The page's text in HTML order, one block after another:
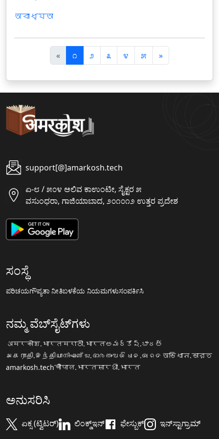
অবাধ্যতা
«पि
छ
ला
೧ ೨ ೩ ೪ ೫ »अ
ग
ला
support[@]amarkosh.tech
ಏ-೮ / ೫೦೪ ಆಲಿವ ಕಾಉಂಟೀ, ಸೈಕ್ಟರ ೫
ವಸುಂಧರಾ, ಗಾಜಿಯಾಬಾದ, ೨೦೧೦೧೨ ಉತ್ತರ ಪ್ರದೇಶ
ಸಂಸ್ಥೆ
ಪರಿಚಯಗೌಪ್ಯತಾ ನೀತಿಬಳಕೆಯ ನಿಯಮಗಳುಸಂಪರ್ಕಿಸಿ
ನಮ್ಮ ವೆಬ್‌ಸೈಟ್‌ಗಳು
अमरकोश.भारतमराठी.भारतఅమర్కోష్.భారత్
அகராதி.இந்தியாനിഘണ്ടു.ഭാരതംଅଭିଧାନ.ଭାରତ অভিধান.ভারত
amarkosh.techचौपाल.भारतसारथी.भारत
ಅನುಸರಿಸಿ
ಏಕ್ಸ (ಟ್ವಿಟರ್) ಲಿಂಕ್ಡ್‌ಇನ್ ಫೇಸ್ಬುಕ್ ಇನ್‌ಸ್ಟಾಗ್ರಾಮ್